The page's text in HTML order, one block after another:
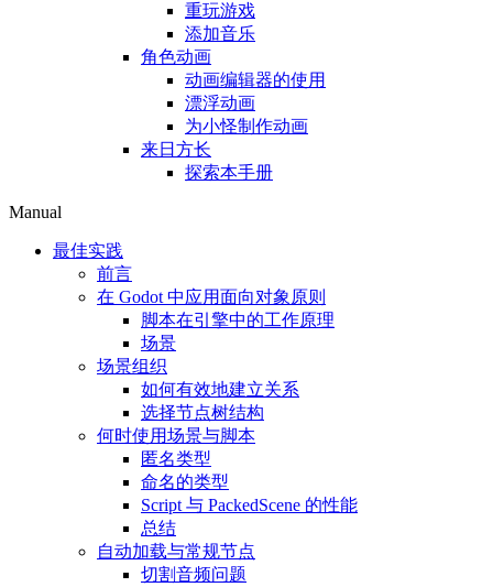
重玩游戏
添加音乐
角色动画
动画编辑器的使用
漂浮动画
为小怪制作动画
来日方长
探索本手册
Manual
最佳实践
前言
在 Godot 中应用面向对象原则
脚本在引擎中的工作原理
场景
场景组织
如何有效地建立关系
选择节点树结构
何时使用场景与脚本
匿名类型
命名的类型
Script 与 PackedScene 的性能
总结
自动加载与常规节点
切割音频问题